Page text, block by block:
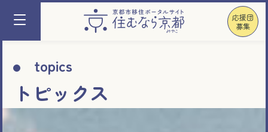
応援団
募集
topics
トピックス